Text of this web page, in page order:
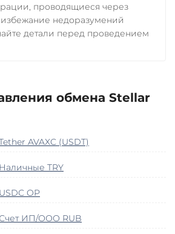
проводящиеся через
недоразумений
детали перед проведением
обмена Stellar
AVAXC (USDT)
TRY
OP
Счет ИП/ООО RUB